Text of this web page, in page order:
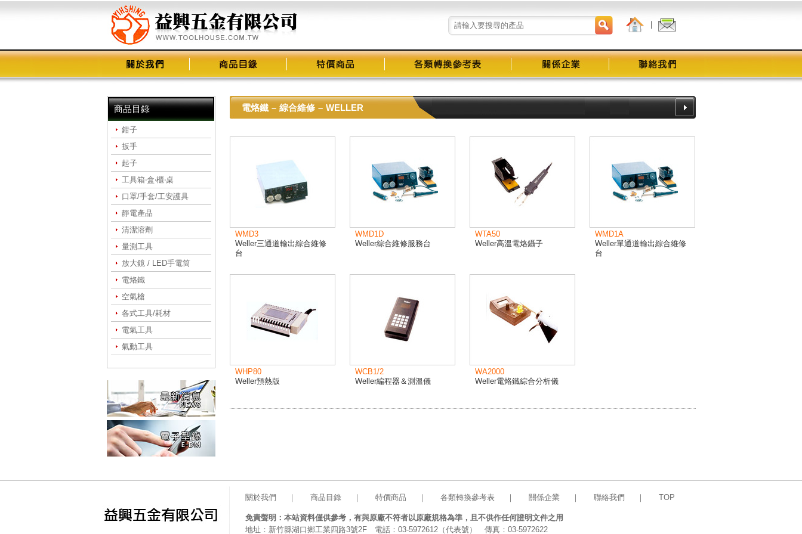
｜
商品目錄
鉗子
扳手
起子
工具箱‧盒‧櫃‧桌
口罩/手套/工安護具
靜電產品
清潔溶劑
量測工具
放大鏡 / LED手電筒
電烙鐵
空氣槍
各式工具/耗材
電氣工具
氣動工具
電烙鐵 – 綜合維修 – WELLER
WMD3
Weller三通道輸出綜合維修
台
WMD1D
Weller綜合維修服務台
WTA50
Weller高溫電烙鑷子
WMD1A
Weller單通道輸出綜合維修
台
WHP80
Weller預熱版
WCB1/2
Weller編程器＆測溫儀
WA2000
Weller電烙鐵綜合分析儀
關於我們 ｜ 商品目錄 ｜ 特價商品 ｜ 各類轉換參考表 ｜ 關係企業 ｜ 聯絡我們 ｜ TOP
免責聲明：本站資料僅供參考，有與原廠不符者以原廠規格為準，且不供作任何證明文件之用
地址：新竹縣湖口鄉工業四路3號2F 電話：03-5972612（代表號） 傳真：03-5972622